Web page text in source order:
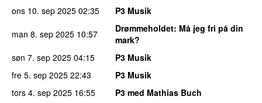
ons 10. sep 2025 02:35
P3 Musik
man 8. sep 2025 10:57 Drømmeholdet: Må jeg fri på din
mark?
søn 7. sep 2025 04:15
P3 Musik
fre 5. sep 2025 22:43
P3 Musik
tors 4. sep 2025 16:55
P3 med Mathias Buch